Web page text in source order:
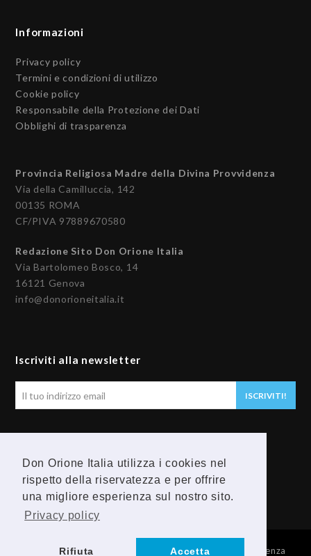
Don Orione Italia utilizza i cookies nel
rispetto della riservatezza e per offrire
una migliore esperienza sul nostro sito.
Privacy policy
Rifiuta Accetta
Informazioni
Privacy policy
Termini e condizioni di utilizzo
Cookie policy
Responsabile della Protezione dei Dati
Obblighi di trasparenza
Provincia Religiosa Madre della Divina Provvidenza
Via della Camilluccia, 142
00135 ROMA
CF/PIVA 97889670580
Redazione Sito Don Orione Italia
Via Bartolomeo Bosco, 14
16121 Genova
info@donorioneitalia.it
Iscriviti alla newsletter
tuo
ISCRIVITI!
F
Y
o
© 2026 Provincia Religiosa Madre della Divina Provvidenza